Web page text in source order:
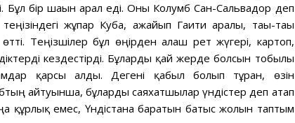
Бұл бір шағын арал еді. Оны Колумб Сан-Сальвадор деп
жұпар Куба, ғажайып Гаити аралы, тағы-тағы
Теңізшілер бұл өңірден алғаш рет жүгері, картоп,
кездестірді. Бұларды қай жерде болсын тобылғы
қарсы алды. Дегені қабыл болып тұрған, өзін
айтуынша, бұларды саяхатшылар үндістер деп атап
құрлық емес, Үндістанға баратын батыс жолын таптым